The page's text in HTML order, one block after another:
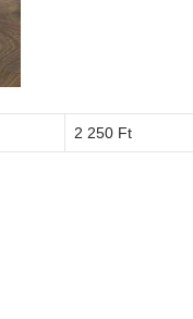
2 250 Ft